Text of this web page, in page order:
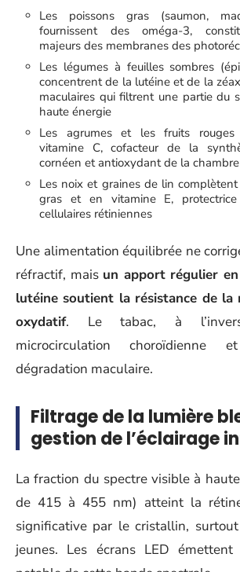
Les poissons gras (saumon,
fournissent des oméga-3,
majeurs des membranes des
Les légumes à feuilles sombres
concentrent de la lutéine et de la
maculaires qui filtrent une partie du
haute énergie
Les agrumes et les fruits
vitamine C, cofacteur de la
cornéen et antioxydant de la
Les noix et graines de lin complètent
gras et en vitamine E,
cellulaires rétiniennes
Une alimentation équilibrée ne
réfractif, mais un apport régulier
lutéine soutient la résistance de la
oxydatif. Le tabac, à
microcirculation choroïdienne
dégradation maculaire.
Filtrage de la lumière
gestion de l’éclairage
La fraction du spectre visible à
de 415 à 455 nm) atteint la
significative par le cristallin,
jeunes. Les écrans LED